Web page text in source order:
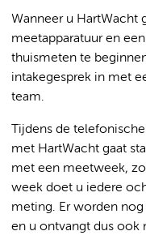
Wanneer u HartWacht
meetapparatuur en
thuismeten te
intakegesprek in met
team.
Tijdens de
met HartWacht gaat
met een meetweek,
week doet u iedere
meting. Er worden
en u ontvangt dus ook